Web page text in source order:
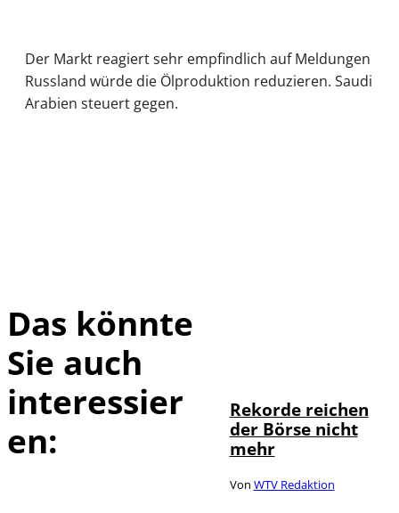
Der Markt reagiert sehr empfindlich auf Meldungen
Russland würde die Ölproduktion reduzieren. Saudi
Arabien steuert gegen.
Das könnte
Sie auch
interessier
en:
Rekorde reichen
der Börse nicht
mehr
Von WTV Redaktion